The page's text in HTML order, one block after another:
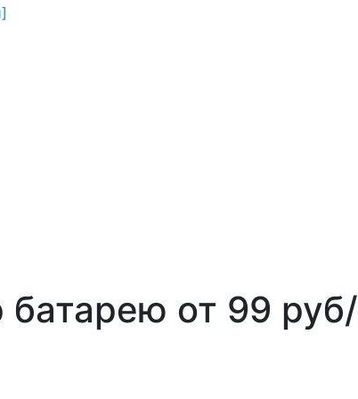
от 99 руб/